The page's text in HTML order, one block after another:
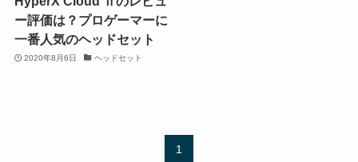
ー評価は？プロゲーマーに
一番人気のヘッドセット
2020年8月6日 ヘッドセット
1